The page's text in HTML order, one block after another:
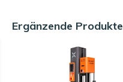
Ergänzende Produkte